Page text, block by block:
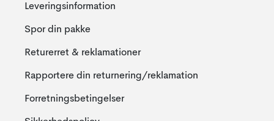
Leveringsinformation
Spor din pakke
Returerret & reklamationer
Rapportere din returnering/reklamation
Forretningsbetingelser